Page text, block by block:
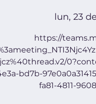
lun, 23
https://
bd7b-
fa81-4811-